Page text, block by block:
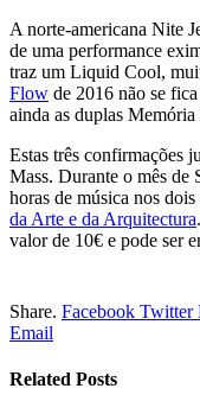
A norte-americana Nite
de uma performance
traz um Liquid Cool,
Flow de 2016 não se
ainda as duplas
Estas três confirmações
Mass. Durante o mês de
horas de música nos
da Arte e da Arquitectura
valor de 10€ e pode ser
Share. Facebook Twitter
Email
Related Posts